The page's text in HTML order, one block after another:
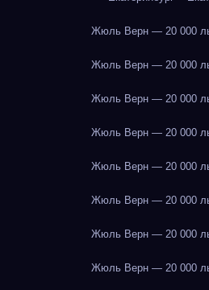
Жюль Верн — 20 000
Жюль Верн — 20 000
Жюль Верн — 20 000
Жюль Верн — 20 000
Жюль Верн — 20 000
Жюль Верн — 20 000
Жюль Верн — 20 000
Жюль Верн — 20 000